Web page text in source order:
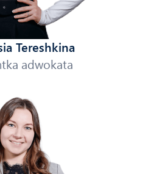
Tereshkina
adwokata